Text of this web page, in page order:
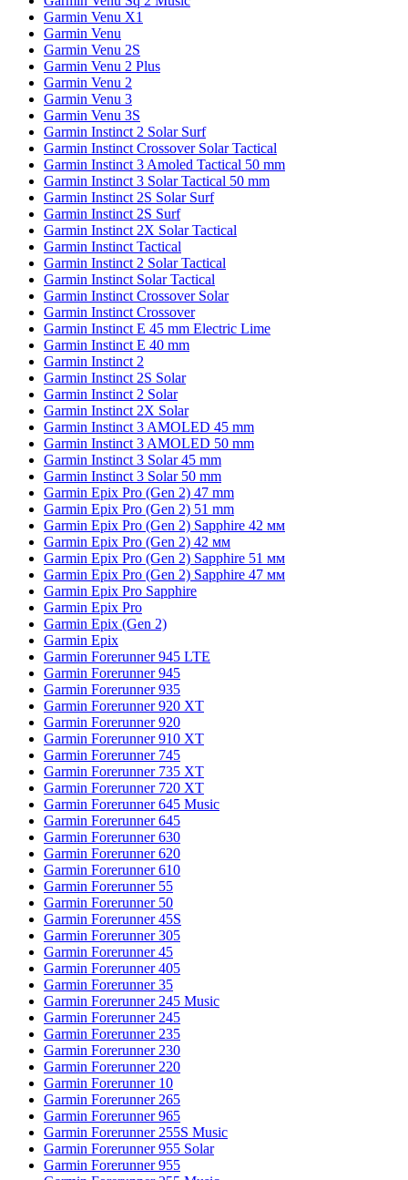
Garmin Venu X1
Garmin Venu
Garmin Venu 2S
Garmin Venu 2 Plus
Garmin Venu 2
Garmin Venu 3
Garmin Venu 3S
Garmin Instinct 2 Solar Surf
Garmin Instinct Crossover Solar Tactical
Garmin Instinct 3 Amoled Tactical 50 mm
Garmin Instinct 3 Solar Tactical 50 mm
Garmin Instinct 2S Solar Surf
Garmin Instinct 2S Surf
Garmin Instinct 2X Solar Tactical
Garmin Instinct Tactical
Garmin Instinct 2 Solar Tactical
Garmin Instinct Solar Tactical
Garmin Instinct Crossover Solar
Garmin Instinct Crossover
Garmin Instinct E 45 mm Electric Lime
Garmin Instinct E 40 mm
Garmin Instinct 2
Garmin Instinct 2S Solar
Garmin Instinct 2 Solar
Garmin Instinct 2X Solar
Garmin Instinct 3 AMOLED 45 mm
Garmin Instinct 3 AMOLED 50 mm
Garmin Instinct 3 Solar 45 mm
Garmin Instinct 3 Solar 50 mm
Garmin Epix Pro (Gen 2) 47 mm
Garmin Epix Pro (Gen 2) 51 mm
Garmin Epix Pro (Gen 2) Sapphire 42 мм
Garmin Epix Pro (Gen 2) 42 мм
Garmin Epix Pro (Gen 2) Sapphire 51 мм
Garmin Epix Pro (Gen 2) Sapphire 47 мм
Garmin Epix Pro Sapphire
Garmin Epix Pro
Garmin Epix (Gen 2)
Garmin Epix
Garmin Forerunner 945 LTE
Garmin Forerunner 945
Garmin Forerunner 935
Garmin Forerunner 920 XT
Garmin Forerunner 920
Garmin Forerunner 910 XT
Garmin Forerunner 745
Garmin Forerunner 735 XT
Garmin Forerunner 720 XT
Garmin Forerunner 645 Music
Garmin Forerunner 645
Garmin Forerunner 630
Garmin Forerunner 620
Garmin Forerunner 610
Garmin Forerunner 55
Garmin Forerunner 50
Garmin Forerunner 45S
Garmin Forerunner 305
Garmin Forerunner 45
Garmin Forerunner 405
Garmin Forerunner 35
Garmin Forerunner 245 Music
Garmin Forerunner 245
Garmin Forerunner 235
Garmin Forerunner 230
Garmin Forerunner 220
Garmin Forerunner 10
Garmin Forerunner 265
Garmin Forerunner 965
Garmin Forerunner 255S Music
Garmin Forerunner 955 Solar
Garmin Forerunner 955